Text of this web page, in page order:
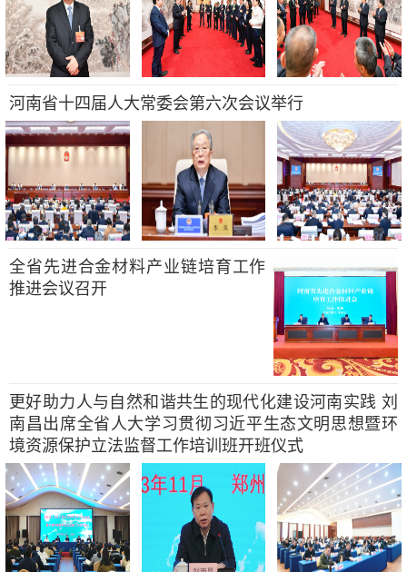
河南省十四届人大常委会第六次会议举行
全省先进合金材料产业链培育工作
推进会议召开
更好助力人与自然和谐共生的现代化建设河南实践 刘
南昌出席全省人大学习贯彻习近平生态文明思想暨环
境资源保护立法监督工作培训班开班仪式